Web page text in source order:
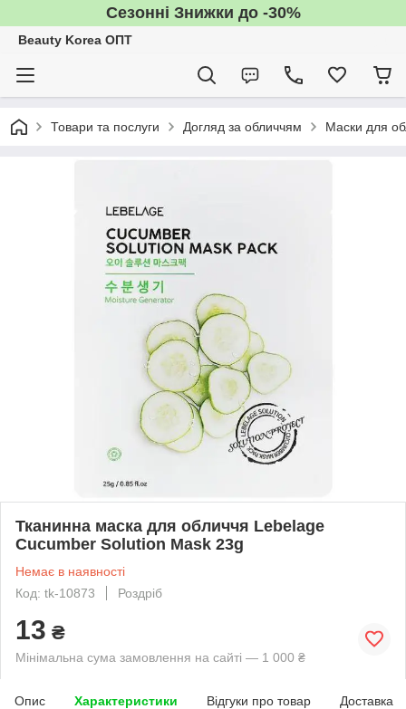
Сезонні Знижки до -30%
Beauty Korea ОПТ
Товари та послуги Догляд за обличчям Маски для
Тканинна маска для обличчя Lebelage
Cucumber Solution Mask 23g
Немає в наявності
Код: tk-10873
Роздріб
13 ₴
Мінімальна сума замовлення на сайті — 1 000 ₴
Опис Характеристики Відгуки про товар Доставка